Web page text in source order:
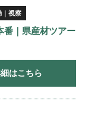
｜視察
番｜県産材ツアー
はこちら